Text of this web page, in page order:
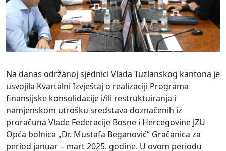
Na danas održanoj sjednici Vlada Tuzlanskog kantona je
usvojila Kvartalni Izvještaj o realizaciji Programa
finansijske konsolidacije i/ili restruktuiranja i
namjenskom utrošku sredstava doznačenih iz
proračuna Vlade Federacije Bosne i Hercegovine JZU
Opća bolnica „Dr. Mustafa Beganović“ Gračanica za
period januar – mart 2025. godine. U ovom periodu